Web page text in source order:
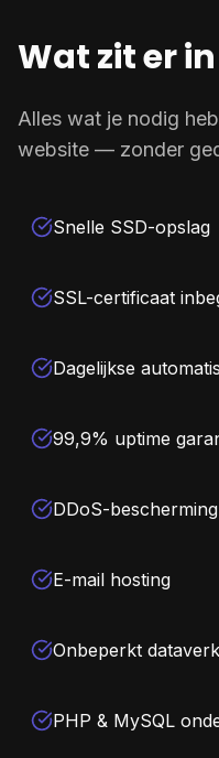
Wat zit er
Alles wat je nodig
website — zonder
Snelle SSD-opslag
SSL-certificaat
Dagelijkse
99,9% uptime
DDoS-bescherming
E-mail hosting
Onbeperkt
PHP & MySQL